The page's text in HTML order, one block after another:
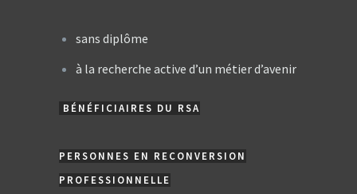
sans diplôme
à la recherche active d’un métier d’avenir
BÉNÉFICIAIRES DU RSA
PERSONNES EN RECONVERSION
PROFESSIONNELLE